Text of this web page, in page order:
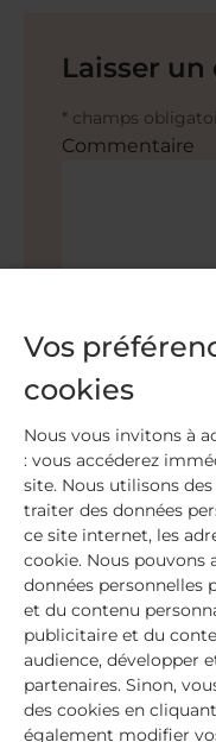
Laisser
* champs
Commentaire
Nom ou pseudo*
Adresse e-mail*
Votre adresse e-
Enregistrer
Vos
cookies
Nous vous invitons à
: vous accéderez
site. Nous utilisons
traiter des données
ce site internet, les
cookie. Nous pouvons
données personnelles
et du contenu
publicitaire et du
audience, développer
partenaires. Sinon,
des cookies en
également modifier